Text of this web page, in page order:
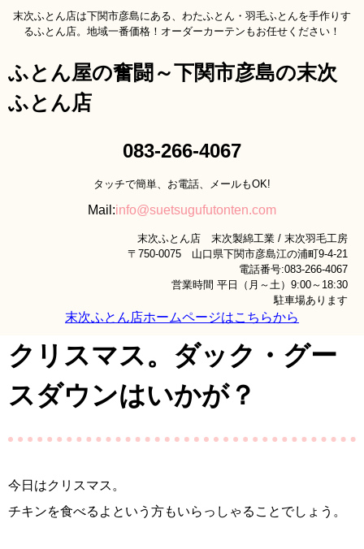
ふとん屋の奮闘～下関市彦島の末次
ふとん店
末次ふとん店は下関市彦島にある、わたふとん・羽毛ふとんを手作りす
るふとん店。地域一番価格！オーダーカーテンもお任せください！
083-266-4067
タッチで簡単、お電話、メールもOK!
Mail:info@suetsugufutonten.com
末次ふとん店 末次製綿工業 / 末次羽毛工房
〒750-0075 山口県下関市彦島江の浦町9-4-21
電話番号:083-266-4067
営業時間 平日（月～土）9:00～18:30
駐車場あります
末次ふとん店ホームページはこちらから
クリスマス。ダック・グー
スダウンはいかが？
今日はクリスマス。
チキンを食べるよという方もいらっしゃることでしょう。